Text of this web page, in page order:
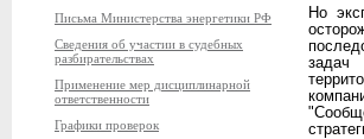
Письма Министерства энергетики РФ
Сведения об участии в судебных
разбирательствах
Применение мер дисциплинарной
ответственности
Графики проверок
Но